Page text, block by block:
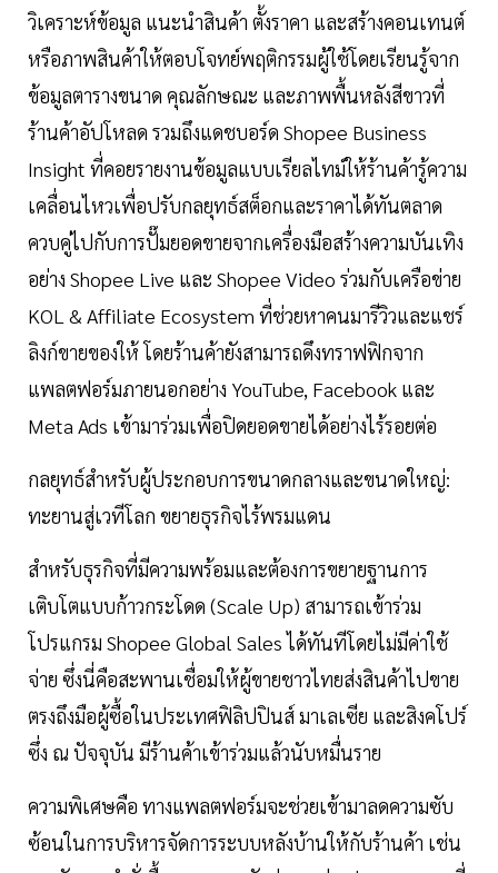
วิเคราะห์ข้อมูล แนะนำสินค้า ตั้งราคา และสร้างคอนเทนต์
หรือภาพสินค้าให้ตอบโจทย์พฤติกรรมผู้ใช้โดยเรียนรู้จาก
ข้อมูลตารางขนาด คุณลักษณะ และภาพพื้นหลังสีขาวที่
ร้านค้าอัปโหลด รวมถึงแดชบอร์ด Shopee Business
Insight ที่คอยรายงานข้อมูลแบบเรียลไทม์ให้ร้านค้ารู้ความ
เคลื่อนไหวเพื่อปรับกลยุทธ์สต็อกและราคาได้ทันตลาด
ควบคู่ไปกับการปั๊มยอดขายจากเครื่องมือสร้างความบันเทิง
อย่าง Shopee Live และ Shopee Video ร่วมกับเครือข่าย
KOL & Affiliate Ecosystem ที่ช่วยหาคนมารีวิวและแชร์
ลิงก์ขายของให้ โดยร้านค้ายังสามารถดึงทราฟฟิกจาก
แพลตฟอร์มภายนอกอย่าง YouTube, Facebook และ
Meta Ads เข้ามาร่วมเพื่อปิดยอดขายได้อย่างไร้รอยต่อ
กลยุทธ์สำหรับผู้ประกอบการขนาดกลางและขนาดใหญ่:
ทะยานสู่เวทีโลก ขยายธุรกิจไร้พรมแดน
สำหรับธุรกิจที่มีความพร้อมและต้องการขยายฐานการ
เติบโตแบบก้าวกระโดด (Scale Up) สามารถเข้าร่วม
โปรแกรม Shopee Global Sales ได้ทันทีโดยไม่มีค่าใช้
จ่าย ซึ่งนี่คือสะพานเชื่อมให้ผู้ขายชาวไทยส่งสินค้าไปขาย
ตรงถึงมือผู้ซื้อในประเทศฟิลิปปินส์ มาเลเซีย และสิงคโปร์
ซึ่ง ณ ปัจจุบัน มีร้านค้าเข้าร่วมแล้วนับหมื่นราย
ความพิเศษคือ ทางแพลตฟอร์มจะช่วยเข้ามาลดความซับ
ซ้อนในการบริหารจัดการระบบหลังบ้านให้กับร้านค้า เช่น